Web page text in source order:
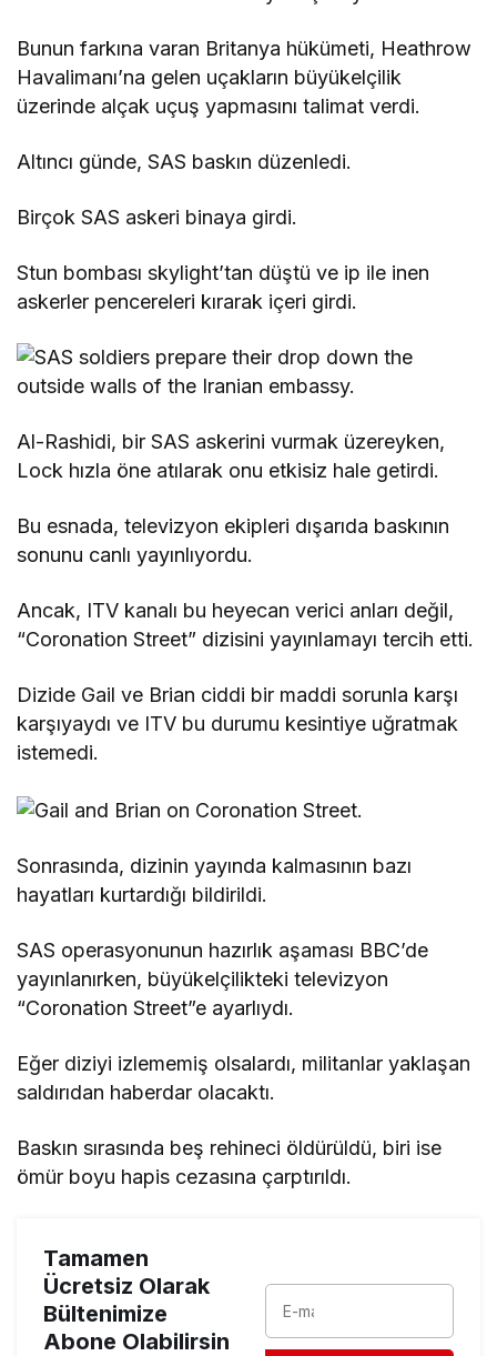
Bunun farkına varan Britanya hükümeti, Heathrow
Havalimanı’na gelen uçakların büyükelçilik
üzerinde alçak uçuş yapmasını talimat verdi.
Altıncı günde, SAS baskın düzenledi.
Birçok SAS askeri binaya girdi.
Stun bombası skylight’tan düştü ve ip ile inen
askerler pencereleri kırarak içeri girdi.
Al-Rashidi, bir SAS askerini vurmak üzereyken,
Lock hızla öne atılarak onu etkisiz hale getirdi.
Bu esnada, televizyon ekipleri dışarıda baskının
sonunu canlı yayınlıyordu.
Ancak, ITV kanalı bu heyecan verici anları değil,
“Coronation Street” dizisini yayınlamayı tercih etti.
Dizide Gail ve Brian ciddi bir maddi sorunla karşı
karşıyaydı ve ITV bu durumu kesintiye uğratmak
istemedi.
Sonrasında, dizinin yayında kalmasının bazı
hayatları kurtardığı bildirildi.
SAS operasyonunun hazırlık aşaması BBC’de
yayınlanırken, büyükelçilikteki televizyon
“Coronation Street”e ayarlıydı.
Eğer diziyi izlememiş olsalardı, militanlar yaklaşan
saldırıdan haberdar olacaktı.
Baskın sırasında beş rehineci öldürüldü, biri ise
ömür boyu hapis cezasına çarptırıldı.
Tamamen
Ücretsiz Olarak
Bültenimize
Abone Olabilirsin